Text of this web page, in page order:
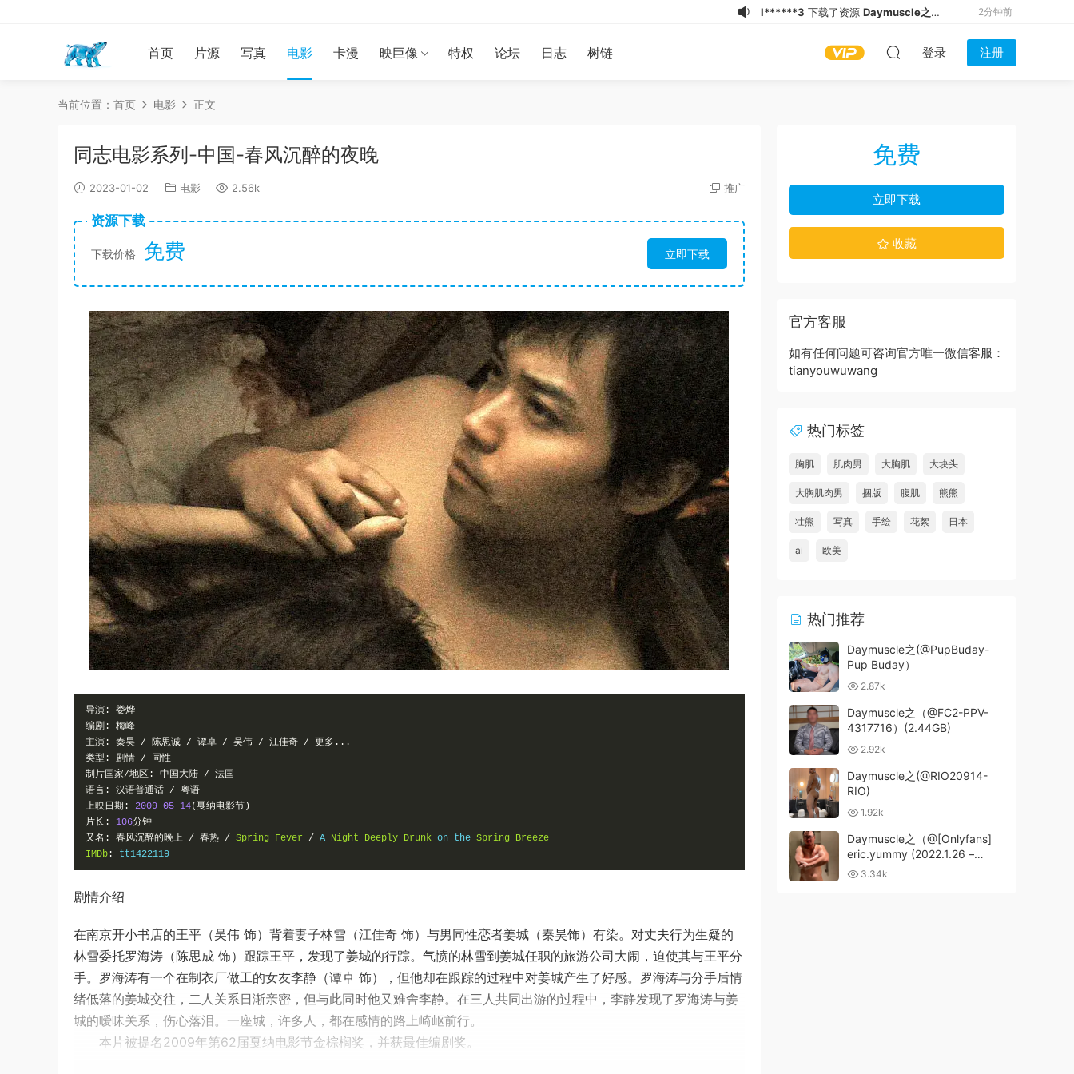
首页 片源 写真 电影 卡漫 映巨像 特权 论坛 日志 树链 登录 注册
w****1下载了资源Daymuscle之
2分钟前
（@Mấy anh trai thẳng HN, đẹp vãi
下载了资源Daymuscle之（@
4分钟前
Daymuscle之
Daymuscle之
(@bigbigbiue-@BBb）
l******3下载了资源Daymuscle之
2分钟前
当前位置： 首页 电影 正文
同志电影系列-中国-春风沉醉的夜晚
2023-01-02 电影 2.56k 推广
资源下载
下载价格 免费 立即下载
导演:
娄烨
编剧:
梅峰
主演:
秦昊 / 陈思诚 / 谭卓 / 吴伟 / 江佳奇 /
更多...
类型:
剧情 /
同性
制片国家/地区:
中国大陆 / 法国
语言:
汉语普通话 / 粤语
上映日期:
2009-05-14(戛纳电影节)
片长:
106分钟
又名:
春风沉醉的晚上 / 春热 / Spring Fever / A Night Deeply Drunk on the Spring Breeze
IMDb : tt1422119
剧情介绍
在南京开小书店的王平（吴伟 饰）背着妻子林雪（江佳奇 饰）与男同性恋者姜城（秦昊饰）有染。对丈夫行为生疑的
林雪委托罗海涛（陈思成 饰）跟踪王平，发现了姜城的行踪。气愤的林雪到姜城任职的旅游公司大闹，迫使其与王平分
手。罗海涛有一个在制衣厂做工的女友李静（谭卓 饰），但他却在跟踪的过程中对姜城产生了好感。罗海涛与分手后情
绪低落的姜城交往，二人关系日渐亲密，但与此同时他又难舍李静。在三人共同出游的过程中，李静发现了罗海涛与姜
城的暧昧关系，伤心落泪。一座城，许多人，都在感情的路上崎岖前行。
本片被提名2009年第62届戛纳电影节金棕榈奖，并获最佳编剧奖。
免费
立即下载
收藏
官方客服
如有任何问题可咨询官方唯一微信客服：
tianyouwuwang
热门标签
胸肌 肌肉男 大胸肌 大块头
大胸肌肉男 捆版 腹肌 熊熊
壮熊 写真 手绘 花絮 日本
ai 欧美
热门推荐
Daymuscle之(@PupBuday-
Pup Buday）
2.87k
Daymuscle之（@FC2-PPV-
4317716）(2.44GB)
2.92k
Daymuscle之(@RIO20914-
RIO)
1.92k
Daymuscle之（@[Onlyfans]
eric.yummy (2022.1.26 –
2023.12.15-01)（7.93）
3.34k